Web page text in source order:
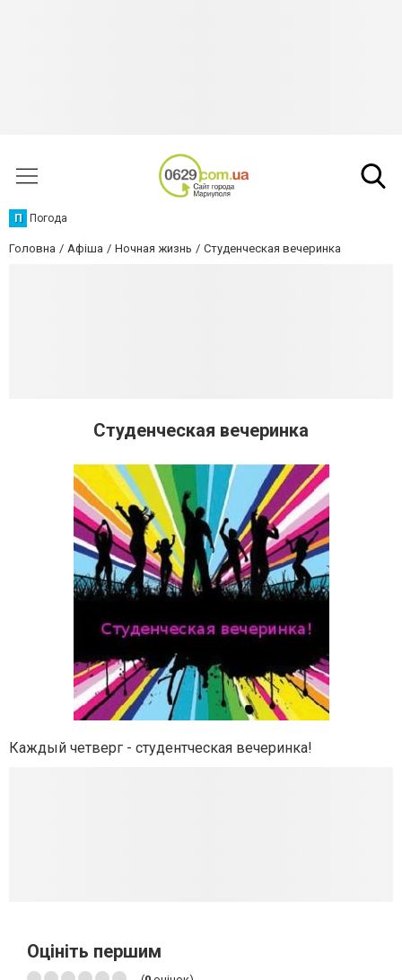
П Погода
Головна Афіша Ночная жизнь Студенческая вечеринка
Студенческая вечеринка
Каждый четверг - студентческая вечеринка!
Оцініть першим